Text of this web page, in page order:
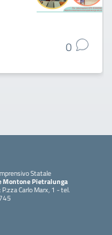
0
Statale
Montone Pietralunga
Carlo Marx, 1 - tel.